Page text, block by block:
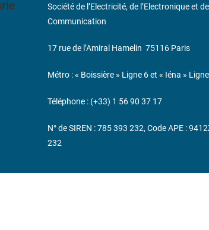
Société de l’Electricité, de l’Electronique et
Communication
17 rue de l’Amiral Hamelin 75116 Paris
Métro : « Boissière » Ligne 6 et « Iéna »
Téléphone : (+33) 1 56 90 37 17
N° de SIREN : 785 393 232, Code APE :
232